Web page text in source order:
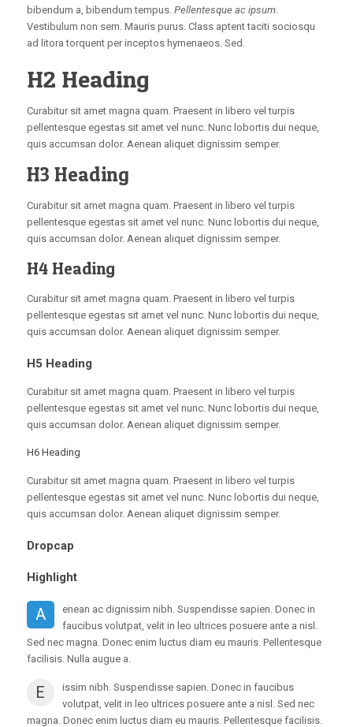
bibendum a, bibendum tempus. Pellentesque ac ipsum.
Vestibulum non sem. Mauris purus. Class aptent taciti sociosqu
ad litora torquent per inceptos hymenaeos. Sed.
H2 Heading
Curabitur sit amet magna quam. Praesent in libero vel turpis
pellentesque egestas sit amet vel nunc. Nunc lobortis dui neque,
quis accumsan dolor. Aenean aliquet dignissim semper.
H3 Heading
Curabitur sit amet magna quam. Praesent in libero vel turpis
pellentesque egestas sit amet vel nunc. Nunc lobortis dui neque,
quis accumsan dolor. Aenean aliquet dignissim semper.
H4 Heading
Curabitur sit amet magna quam. Praesent in libero vel turpis
pellentesque egestas sit amet vel nunc. Nunc lobortis dui neque,
quis accumsan dolor. Aenean aliquet dignissim semper.
H5 Heading
Curabitur sit amet magna quam. Praesent in libero vel turpis
pellentesque egestas sit amet vel nunc. Nunc lobortis dui neque,
quis accumsan dolor. Aenean aliquet dignissim semper.
H6 Heading
Curabitur sit amet magna quam. Praesent in libero vel turpis
pellentesque egestas sit amet vel nunc. Nunc lobortis dui neque,
quis accumsan dolor. Aenean aliquet dignissim semper.
Dropcap
Highlight
A
enean ac dignissim nibh. Suspendisse sapien. Donec in
faucibus volutpat, velit in leo ultrices posuere ante a nisl.
Sed nec magna. Donec enim luctus diam eu mauris. Pellentesque
facilisis. Nulla augue a.
E
issim nibh. Suspendisse sapien. Donec in faucibus
volutpat, velit in leo ultrices posuere ante a nisl. Sed nec
magna. Donec enim luctus diam eu mauris. Pellentesque facilisis.